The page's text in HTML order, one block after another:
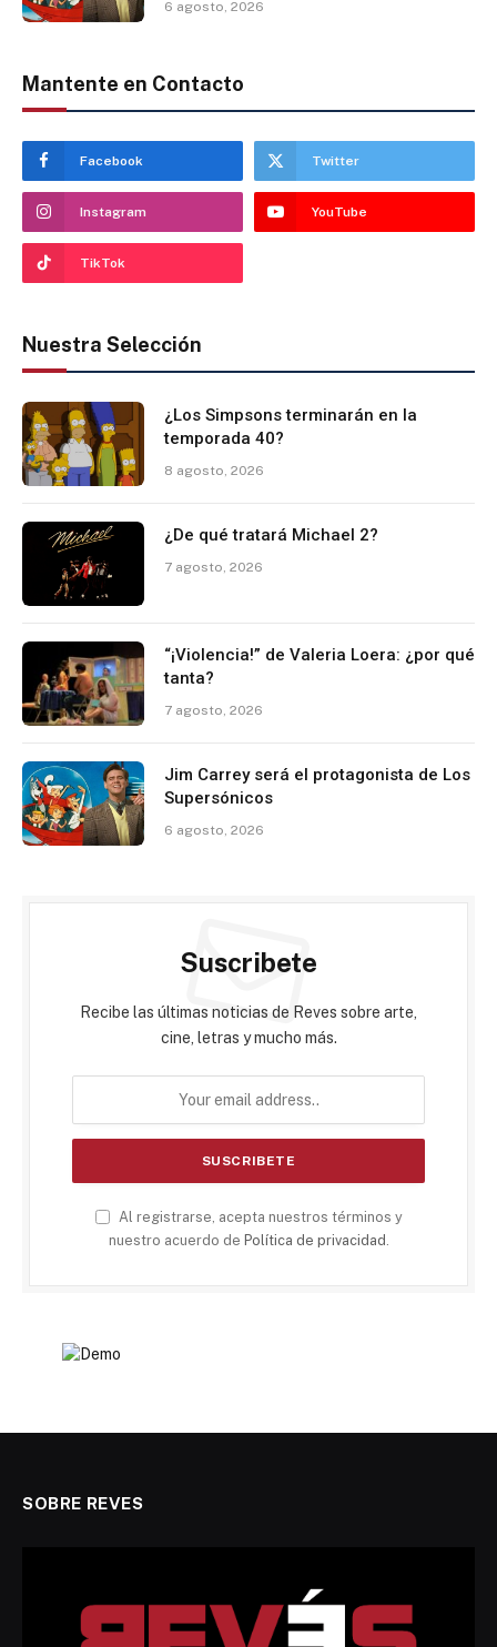
6 agosto, 2026
Mantente en Contacto
Facebook Twitter
Instagram YouTube
TikTok
Nuestra Selección
¿Los Simpsons terminarán en la
temporada 40?
8 agosto, 2026
¿De qué tratará Michael 2?
7 agosto, 2026
“¡Violencia!” de Valeria Loera: ¿por qué
tanta?
7 agosto, 2026
Jim Carrey será el protagonista de Los
Supersónicos
6 agosto, 2026
Suscribete
Recibe las últimas noticias de Reves sobre arte,
cine, letras y mucho más.
Al registrarse, acepta nuestros términos y
nuestro acuerdo de Política de privacidad
SOBRE REVES